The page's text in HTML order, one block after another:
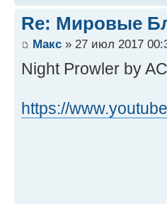
Re: Мировые
Макс » 27 июл 2017
Night Prowler by
https://